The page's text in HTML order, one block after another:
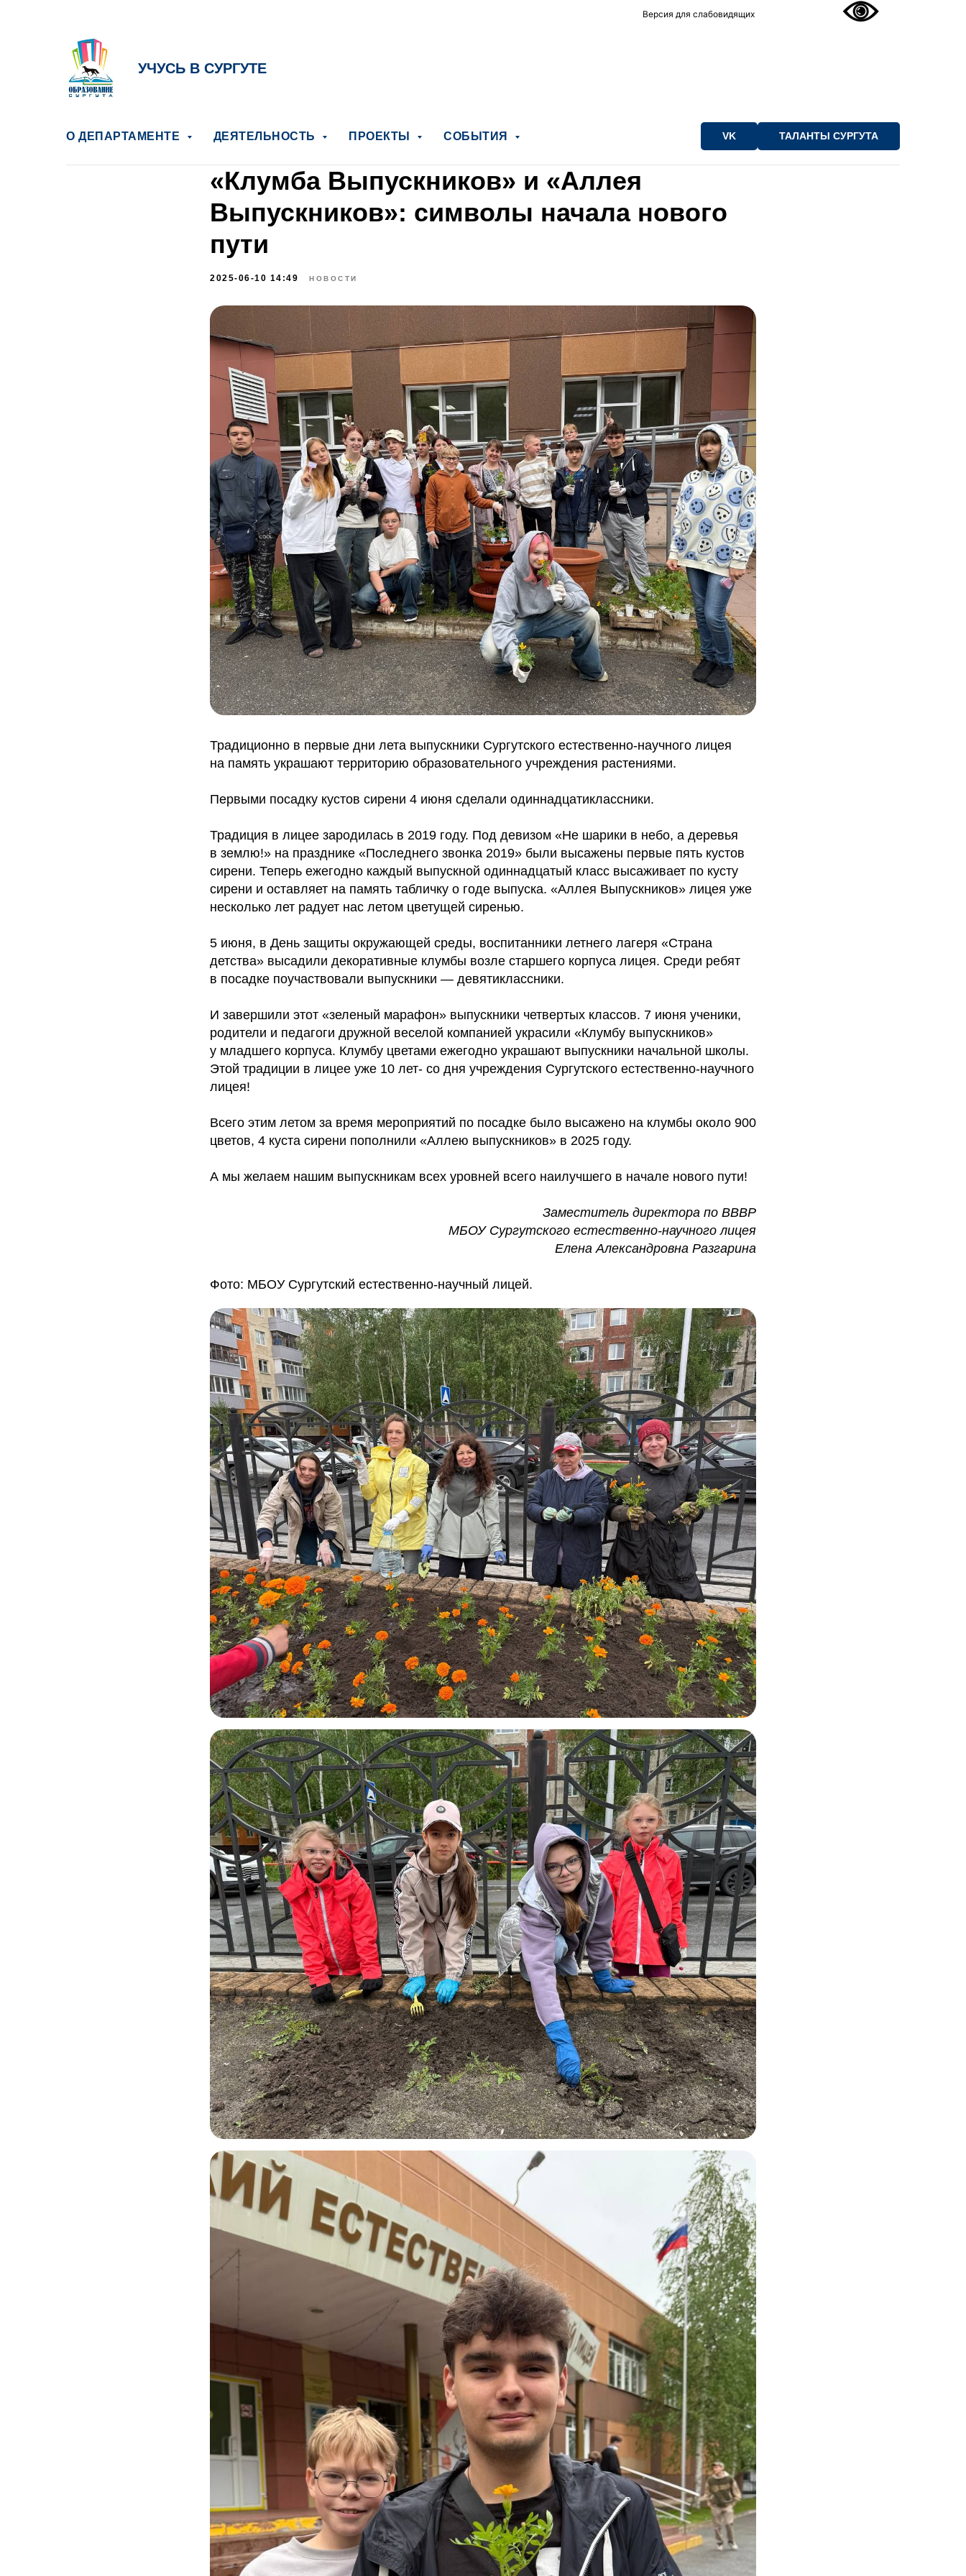
Версия для слабовидящих
УЧУСЬ В СУРГУТЕ
О ДЕПАРТАМЕНТЕ ДЕЯТЕЛЬНОСТЬ ПРОЕКТЫ СОБЫТИЯ VK ТАЛАНТЫ СУРГУТА
«Клумба Выпускников» и «Аллея
Выпускников»: символы начала нового
пути
2025-06-10 14:49 НОВОСТИ
Традиционно в первые дни лета выпускники Сургутского естественно-научного лицея
на память украшают территорию образовательного учреждения растениями.
Первыми посадку кустов сирени 4 июня сделали одиннадцатиклассники.
Традиция в лицее зародилась в 2019 году. Под девизом «Не шарики в небо, а деревья
в землю!» на празднике «Последнего звонка 2019» были высажены первые пять кустов
сирени. Теперь ежегодно каждый выпускной одиннадцатый класс высаживает по кусту
сирени и оставляет на память табличку о годе выпуска. «Аллея Выпускников» лицея уже
несколько лет радует нас летом цветущей сиренью.
5 июня, в День защиты окружающей среды, воспитанники летнего лагеря «Страна
детства» высадили декоративные клумбы возле старшего корпуса лицея. Среди ребят
в посадке поучаствовали выпускники — девятиклассники.
И завершили этот «зеленый марафон» выпускники четвертых классов. 7 июня ученики,
родители и педагоги дружной веселой компанией украсили «Клумбу выпускников»
у младшего корпуса. Клумбу цветами ежегодно украшают выпускники начальной школы.
Этой традиции в лицее уже 10 лет- со дня учреждения Сургутского естественно-научного
лицея!
Всего этим летом за время мероприятий по посадке было высажено на клумбы около 900
цветов, 4 куста сирени пополнили «Аллею выпускников» в 2025 году.
А мы желаем нашим выпускникам всех уровней всего наилучшего в начале нового пути!
Заместитель директора по ВВВР
МБОУ Сургутского естественно-научного лицея
Елена Александровна Разгарина
Фото: МБОУ Сургутский естественно-научный лицей.